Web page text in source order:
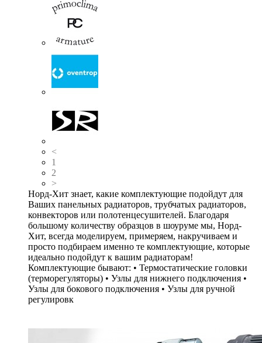
<
1
2
>
Норд-Хит знает, какие комплектующие подойдут для
Ваших панельных радиаторов, трубчатых радиаторов,
конвекторов или полотенцесушителей. Благодаря
большому количеству образцов в шоуруме мы, Норд-
Хит, всегда моделируем, примеряем, накручиваем и
просто подбираем именно те комплектующие, которые
идеально подойдут к вашим радиаторам!
Комплектующие бывают: • Термостатические головки
(терморегуляторы) • Узлы для нижнего подключения •
Узлы для бокового подключения • Узлы для ручной
регулировк